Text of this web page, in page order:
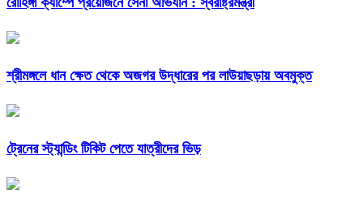
শ্রীমঙ্গলে ধান ক্ষেত থেকে অজগর উদ্ধারের পর লাউয়াছড়ায় অবমুক্ত
ট্রেনের স্ট্যান্ডিং টিকিট পেতে যাত্রীদের ভিড়